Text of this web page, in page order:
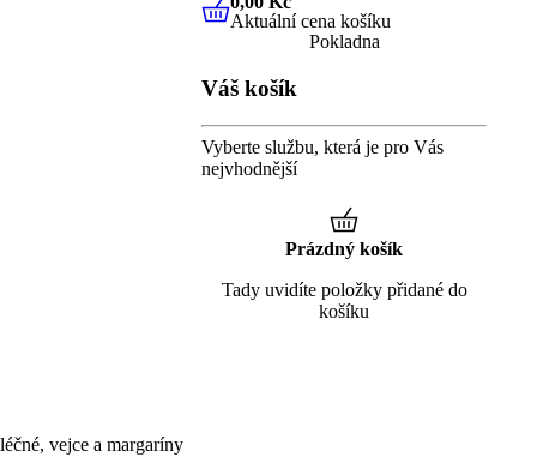
vejce a margaríny
0,00 KčAktuální cena košíku
Aktuální cena košíku
Pokladna
Váš košík
Vyberte službu, která je pro Vás
nejvhodnější
Prázdný košík
Tady uvidíte položky přidané do
košíku